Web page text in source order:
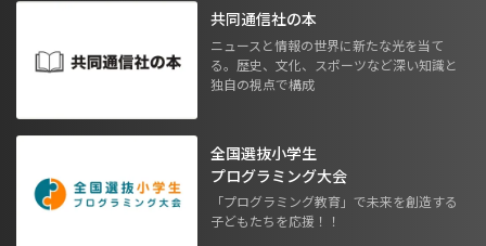
共同通信社の本
ニュースと情報の世界に新たな光を当て
る。歴史、文化、スポーツなど深い知識と
独自の視点で構成
全国選抜小学生
プログラミング大会
「プログラミング教育」で未来を創造する
子どもたちを応援！！